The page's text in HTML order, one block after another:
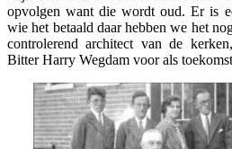
opvolgen want die wordt oud. Er is
wie het betaald daar hebben we het
controlerend architect van de
Bitter Harry Wegdam voor als